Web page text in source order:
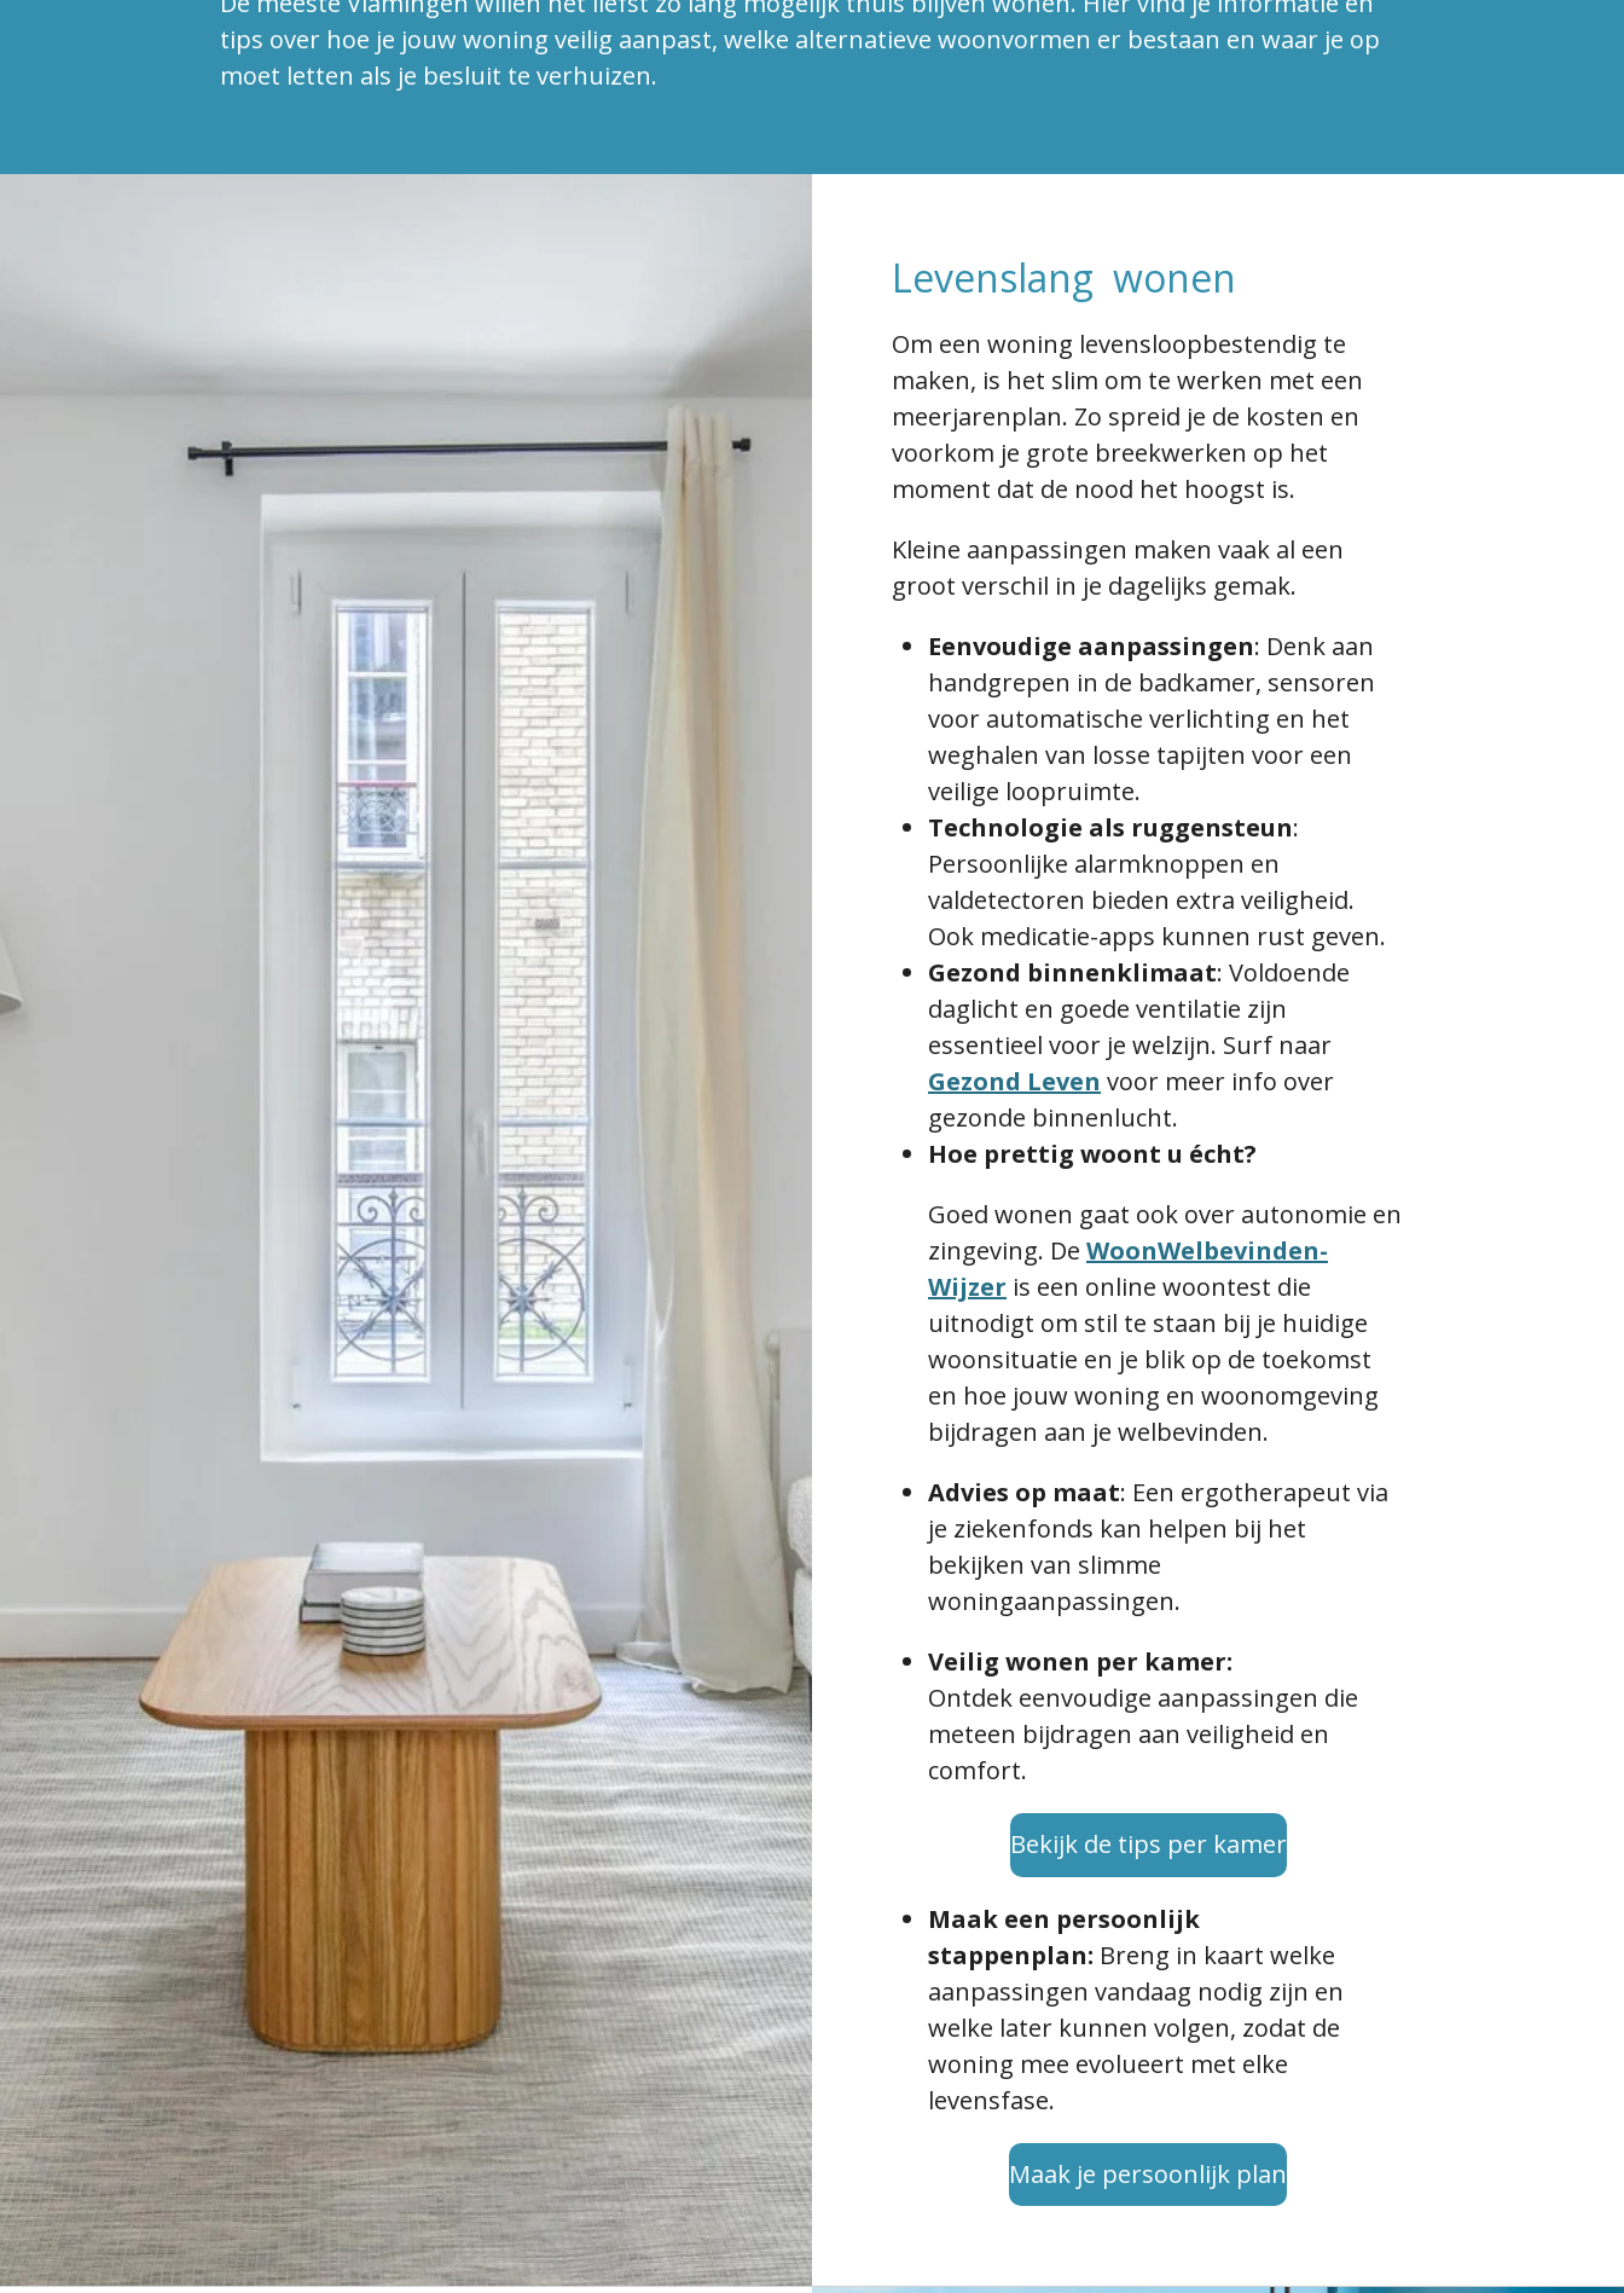
tips over hoe je jouw woning veilig aanpast, welke alternatieve woonvormen er bestaan en waar je op
moet letten als je besluit te verhuizen.
Levenslang wonen
Om een woning levensloopbestendig te
maken, is het slim om te werken met een
meerjarenplan. Zo spreid je de kosten en
voorkom je grote breekwerken op het
moment dat de nood het hoogst is.
Kleine aanpassingen maken vaak al een
groot verschil in je dagelijks gemak.
Eenvoudige aanpassingen: Denk aan
handgrepen in de badkamer, sensoren
voor automatische verlichting en het
weghalen van losse tapijten voor een
veilige loopruimte.
Technologie als ruggensteun:
Persoonlijke alarmknoppen en
valdetectoren bieden extra veiligheid.
Ook medicatie-apps kunnen rust geven.
Gezond binnenklimaat: Voldoende
daglicht en goede ventilatie zijn
essentieel voor je welzijn. Surf naar
Gezond Leven voor meer info over
gezonde binnenlucht.
Hoe prettig woont u écht?
Goed wonen gaat ook over autonomie en
zingeving. De WoonWelbevinden-
Wijzer is een online woontest die
uitnodigt om stil te staan bij je huidige
woonsituatie en je blik op de toekomst
en hoe jouw woning en woonomgeving
bijdragen aan je welbevinden.
Advies op maat: Een ergotherapeut via
je ziekenfonds kan helpen bij het
bekijken van slimme
woningaanpassingen.
Veilig wonen per kamer:
Ontdek eenvoudige aanpassingen die
meteen bijdragen aan veiligheid en
comfort.
Bekijk de tips per kamer
Maak een persoonlijk
stappenplan: Breng in kaart welke
aanpassingen vandaag nodig zijn en
welke later kunnen volgen, zodat de
woning mee evolueert met elke
levensfase.
Maak je persoonlijk plan